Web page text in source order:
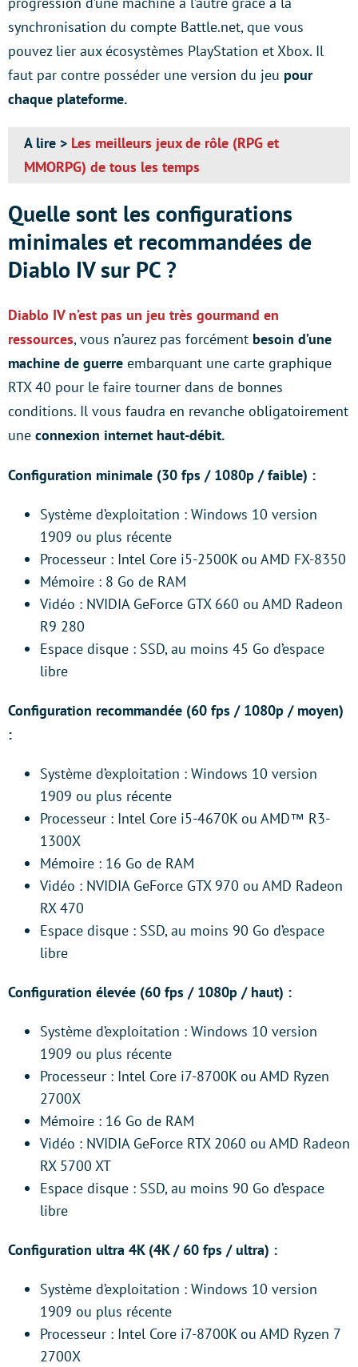
synchronisation du compte Battle.net, que vous
pouvez lier aux écosystèmes PlayStation et Xbox. Il
faut par contre posséder une version du jeu pour
chaque plateforme.
A lire > Les meilleurs jeux de rôle (RPG et
MMORPG) de tous les temps
Quelle sont les configurations
minimales et recommandées de
Diablo IV sur PC ?
Diablo IV n’est pas un jeu très gourmand en
ressources, vous n’aurez pas forcément besoin d’une
machine de guerre embarquant une carte graphique
RTX 40 pour le faire tourner dans de bonnes
conditions. Il vous faudra en revanche obligatoirement
une connexion internet haut-débit.
Configuration minimale (30 fps / 1080p / faible) :
Système d’exploitation : Windows 10 version
1909 ou plus récente
Processeur : Intel Core i5-2500K ou AMD FX-8350
Mémoire : 8 Go de RAM
Vidéo : NVIDIA GeForce GTX 660 ou AMD Radeon
R9 280
Espace disque : SSD, au moins 45 Go d’espace
libre
Configuration recommandée (60 fps / 1080p / moyen)
:
Système d’exploitation : Windows 10 version
1909 ou plus récente
Processeur : Intel Core i5-4670K ou AMD™ R3-
1300X
Mémoire : 16 Go de RAM
Vidéo : NVIDIA GeForce GTX 970 ou AMD Radeon
RX 470
Espace disque : SSD, au moins 90 Go d’espace
libre
Configuration élevée (60 fps / 1080p / haut) :
Système d’exploitation : Windows 10 version
1909 ou plus récente
Processeur : Intel Core i7-8700K ou AMD Ryzen
2700X
Mémoire : 16 Go de RAM
Vidéo : NVIDIA GeForce RTX 2060 ou AMD Radeon
RX 5700 XT
Espace disque : SSD, au moins 90 Go d’espace
libre
Configuration ultra 4K (4K / 60 fps / ultra) :
Système d’exploitation : Windows 10 version
1909 ou plus récente
Processeur : Intel Core i7-8700K ou AMD Ryzen 7
2700X